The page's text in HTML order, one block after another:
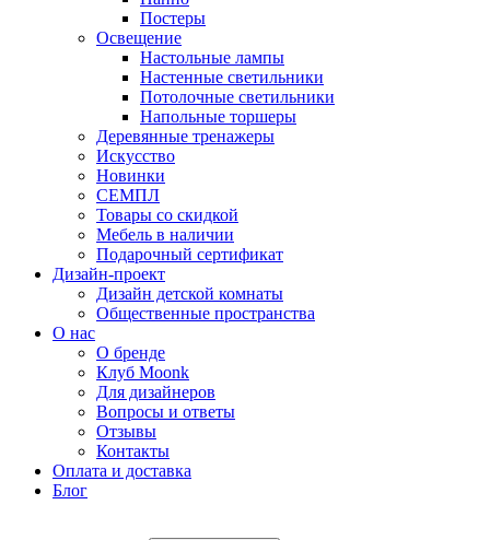
Постеры
Освещение
Настольные лампы
Настенные светильники
Потолочные светильники
Напольные торшеры
Деревянные тренажеры
Искусство
Новинки
СЕМПЛ
Товары со скидкой
Мебель в наличии
Подарочный сертификат
Дизайн-проект
Дизайн детской комнаты
Общественные пространства
О нас
О бренде
Клуб Moonk
Для дизайнеров
Вопросы и ответы
Отзывы
Контакты
Оплата и доставка
Блог